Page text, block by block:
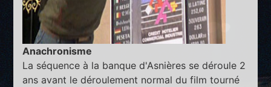
Anachronisme
La séquence à la banque d'Asnières se déroule 2
ans avant le déroulement normal du film tourné